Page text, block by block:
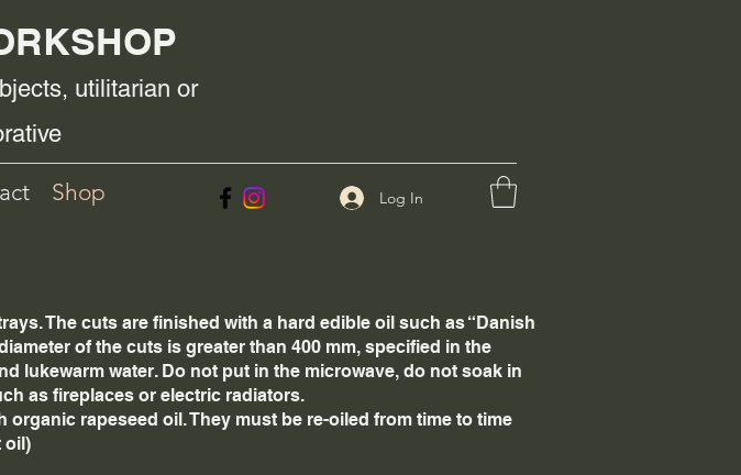
utilitarian or
Shop Log In
The cuts are finished with a hard edible oil such as “Danish
of the cuts is greater than 400 mm, specified in the
lukewarm water. Do not put in the microwave, do not soak in
as fireplaces or electric radiators.
rapeseed oil. They must be re-oiled from time to time
oil)